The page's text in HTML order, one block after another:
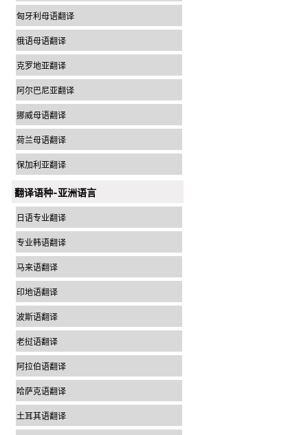
匈牙利母语翻译
俄语母语翻译
克罗地亚翻译
阿尔巴尼亚翻译
挪威母语翻译
荷兰母语翻译
保加利亚翻译
翻译语种-亚洲语言
日语专业翻译
专业韩语翻译
马来语翻译
印地语翻译
波斯语翻译
老挝语翻译
阿拉伯语翻译
哈萨克语翻译
土耳其语翻译